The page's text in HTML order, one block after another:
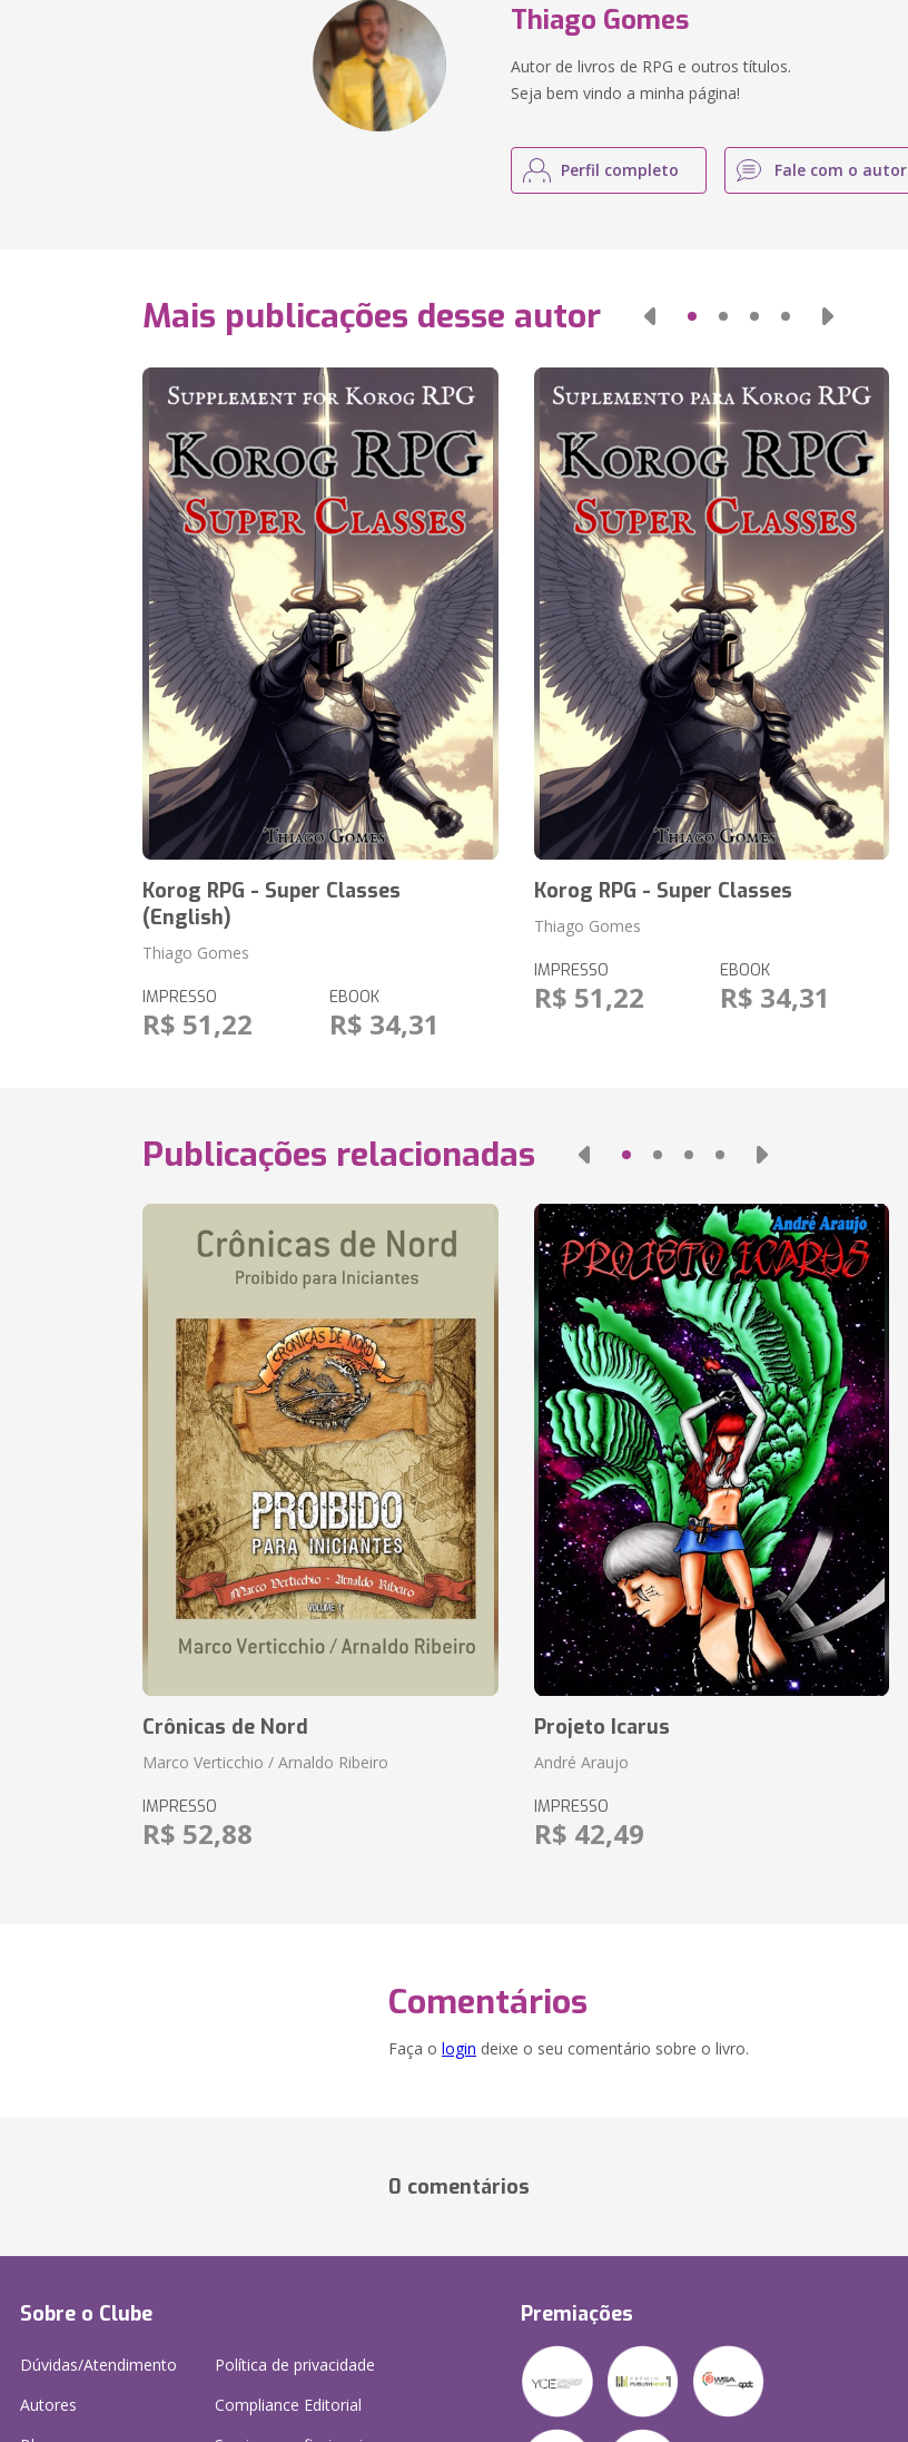
Thiago Gomes
Autor de livros de RPG e outros títulos.
Seja bem vindo a minha página!
Perfil completo Fale com o autor
Mais publicações desse autor
Korog RPG - Super Classes
(English)
Thiago Gomes
IMPRESSO
R$ 51,22
EBOOK
R$ 34,31
Korog RPG - Super Classes
Thiago Gomes
IMPRESSO
R$ 51,22
EBOOK
R$ 34,31
Publicações relacionadas
Crônicas de Nord
Marco Verticchio / Arnaldo Ribeiro
IMPRESSO
R$ 52,88
Projeto Icarus
André Araujo
IMPRESSO
R$ 42,49
Comentários
Faça o login deixe o seu comentário sobre o livro.
0 comentários
Sobre o Clube
Dúvidas/Atendimento
Autores
Política de privacidade
Compliance Editorial
Premiações